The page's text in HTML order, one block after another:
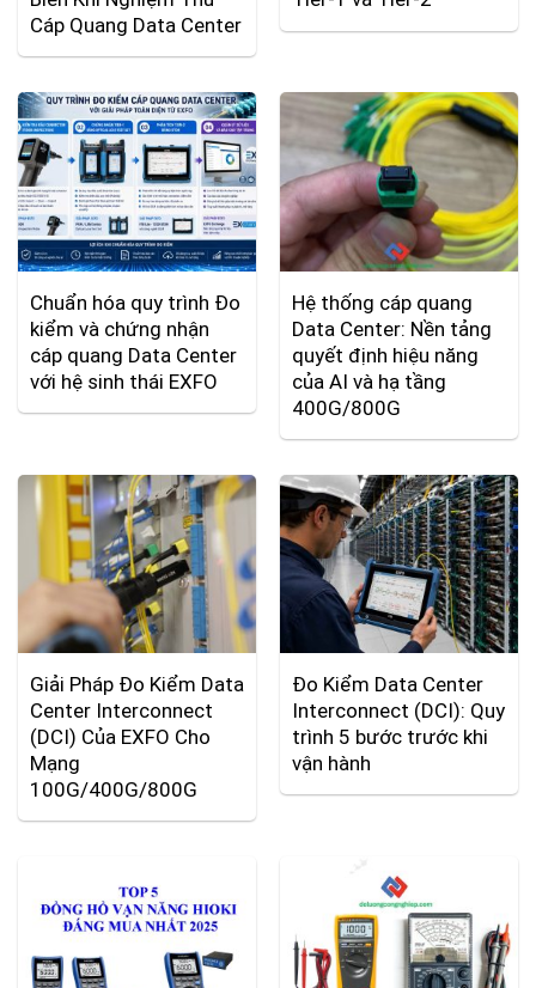
Cáp Quang Data Center
Chuẩn hóa quy trình Đo
kiểm và chứng nhận
cáp quang Data Center
với hệ sinh thái EXFO
Hệ thống cáp quang
Data Center: Nền tảng
quyết định hiệu năng
của AI và hạ tầng
400G/800G
Giải Pháp Đo Kiểm Data
Center Interconnect
(DCI) Của EXFO Cho
Mạng
100G/400G/800G
Đo Kiểm Data Center
Interconnect (DCI): Quy
trình 5 bước trước khi
vận hành